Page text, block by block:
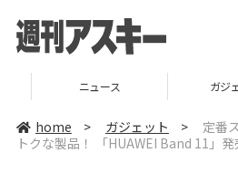
ニュース ガジェット
home > ガジェット >
定番
トクな製品！ 「HUAWEI Band 11」発